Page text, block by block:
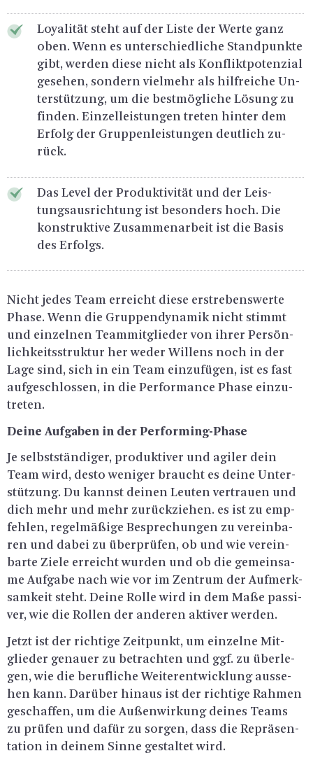
Loya­li­tät steht auf der Liste der Werte ganz
oben. Wenn es un­ter­schied­li­che Stand­punk­te
gibt, wer­den diese nicht als Kon­flikt­po­ten­zi­al
ge­se­hen, son­dern viel­mehr als hilf­rei­che Un­
ter­stüt­zung, um die best­mög­li­che Lö­sung zu
fin­den. Ein­zel­leis­tun­gen tre­ten hin­ter dem
Er­folg der Grup­pen­leis­tun­gen deut­lich zu­
rück.
Das Level der Pro­duk­ti­vi­tät und der Leis­
tungs­aus­rich­tung ist be­son­ders hoch. Die
kon­struk­ti­ve Zu­sam­men­ar­beit ist die Basis
des Er­folgs.
Nicht jedes Team er­reicht diese er­stre­bens­wer­te
Phase. Wenn die Grup­pen­dy­na­mik nicht stimmt
und ein­zel­nen Team­mit­glie­der von ihrer Per­sön­
lich­keits­struk­tur her weder Wil­lens noch in der
Lage sind, sich in ein Team ein­zu­fü­gen, ist es fast
auf­ge­schlos­sen, in die Per­for­mance Phase ein­zu­
tre­ten.
Deine Auf­ga­ben in der Per­for­ming-Pha­se
Je selbst­stän­di­ger, pro­duk­ti­ver und agi­ler dein
Team wird, desto we­ni­ger braucht es deine Un­ter­
stüt­zung. Du kannst dei­nen Leu­ten ver­trau­en und
dich mehr und mehr zu­rück­zie­hen. es ist zu emp­
feh­len, re­gel­mä­ßi­ge Be­spre­chun­gen zu ver­ein­ba­
ren und dabei zu über­prü­fen, ob und wie ver­ein­
bar­te Ziele er­reicht wur­den und ob die ge­mein­sa­
me Auf­ga­be nach wie vor im Zen­trum der Auf­merk­
sam­keit steht. Deine Rolle wird in dem Maße pas­si­
ver, wie die Rol­len der an­de­ren ak­ti­ver wer­den.
Jetzt ist der rich­ti­ge Zeit­punkt, um ein­zel­ne Mit­
glie­der ge­nau­er zu be­trach­ten und ggf. zu über­le­
gen, wie die be­ruf­li­che Wei­ter­ent­wick­lung aus­se­
hen kann. Dar­über hin­aus ist der rich­ti­ge Rah­men
ge­schaf­fen, um die Au­ßen­wir­kung dei­nes Teams
zu prü­fen und dafür zu sor­gen, dass die Re­prä­sen­
ta­ti­on in dei­nem Sinne ge­stal­tet wird.